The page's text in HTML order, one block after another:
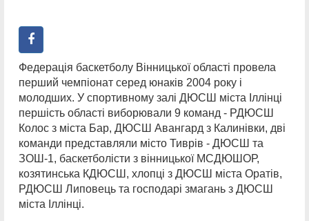
Федерація баскетболу Вінницької області провела
перший чемпіонат серед юнаків 2004 року і
молодших. У спортивному залі ДЮСШ міста Іллінці
першість області виборювали 9 команд - РДЮСШ
Колос з міста Бар, ДЮСШ Авангард з Калинівки, дві
команди представляли місто Тиврів - ДЮСШ та
ЗОШ-1, баскетболісти з вінницької МСДЮШОР,
козятинська КДЮСШ, хлопці з ДЮСШ міста Оратів,
РДЮСШ Липовець та господарі змагань з ДЮСШ
міста Іллінці.